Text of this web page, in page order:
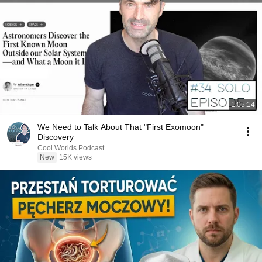
1:05:14
We Need to Talk About That "First Exomoon"
Discovery
Cool Worlds Podcast
New
15K views